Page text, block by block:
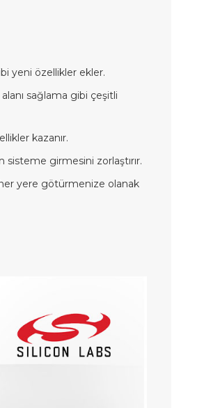
yeni özellikler ekler.
sağlama gibi çeşitli
kazanır.
sisteme girmesini zorlaştırır.
her yere götürmenize olanak